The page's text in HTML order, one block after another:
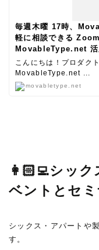
毎週木曜 17時、
軽に相談できる
MovableType.net 活
こんにちは！プロダク
MovableType.net ...
movabletype.net
👩🏻‍💻シッ
ベントとセミ
シックス・アパートや
す。